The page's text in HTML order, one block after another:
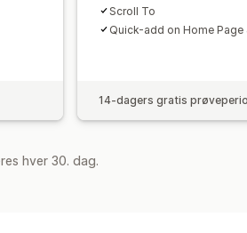
Scroll To
Quick-add on Home Page
14-dagers gratis
hver 30. dag.